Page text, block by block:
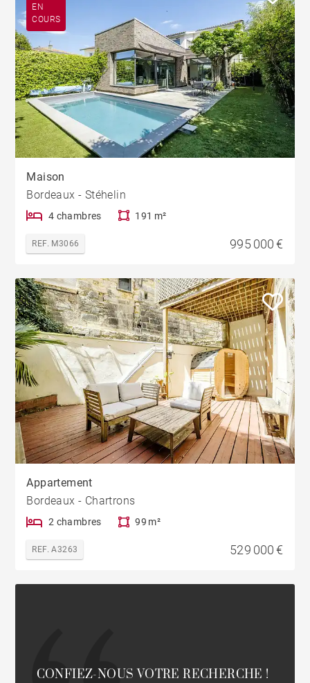
EN
COURS
Maison
Bordeaux - Stéhelin
4 chambres 191 m²
REF. M3066 995 000 €
Appartement
Bordeaux - Chartrons
2 chambres 99 m²
REF. A3263 529 000 €
CONFIEZ-NOUS VOTRE RECHERCHE !